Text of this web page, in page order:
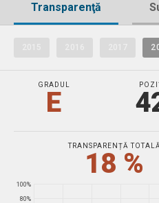
Transparenţă
GRADUL
E
TRANSPARENȚĂ TOTALĂ
18 %
80%
100%